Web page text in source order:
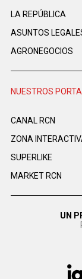
LA REPÚBLICA
ASUNTOS
AGRONEGOCIOS
NUESTROS
CANAL RCN
ZONA
SUPERLIKE
MARKET RCN
UN